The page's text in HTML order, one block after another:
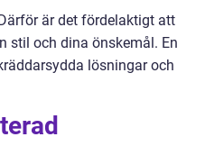
är det fördelaktigt att
stil och dina önskemål. En
lösningar och